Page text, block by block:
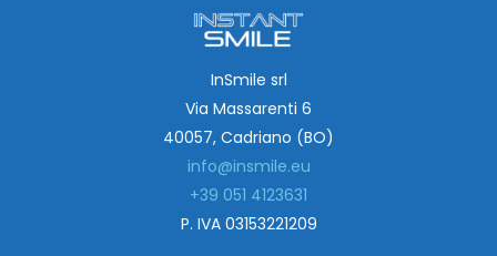
InSmile srl
Via Massarenti 6
40057, Cadriano (BO)
info@insmile.eu
+39 051 4123631
P. IVA 03153221209